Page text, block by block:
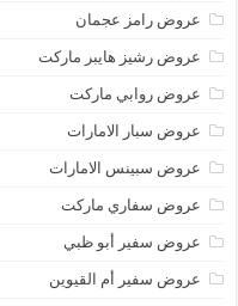
عروض رامز عجمان
عروض رشيز هايبر ماركت
عروض روابي ماركت
عروض سبار الامارات
عروض سبينس الامارات
عروض سفاري ماركت
عروض سفير أبو ظبي
عروض سفير أم القيوين